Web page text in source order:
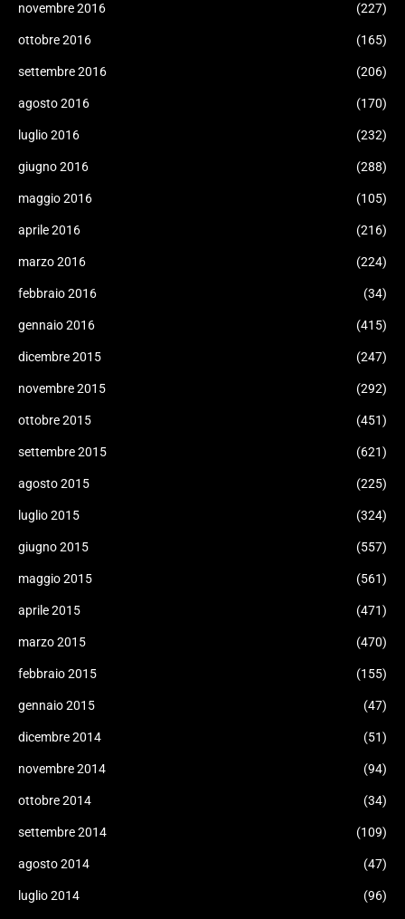
novembre 2016 (227)
ottobre 2016 (165)
settembre 2016 (206)
agosto 2016 (170)
luglio 2016 (232)
giugno 2016 (288)
maggio 2016 (105)
aprile 2016 (216)
marzo 2016 (224)
febbraio 2016 (34)
gennaio 2016 (415)
dicembre 2015 (247)
novembre 2015 (292)
ottobre 2015 (451)
settembre 2015 (621)
agosto 2015 (225)
luglio 2015 (324)
giugno 2015 (557)
maggio 2015 (561)
aprile 2015 (471)
marzo 2015 (470)
febbraio 2015 (155)
gennaio 2015 (47)
dicembre 2014 (51)
novembre 2014 (94)
ottobre 2014 (34)
settembre 2014 (109)
agosto 2014 (47)
luglio 2014 (96)